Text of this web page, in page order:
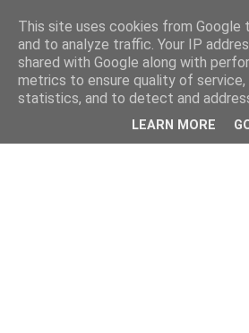
This site uses cookies from Google
and to analyze traffic. Your IP
shared with Google along with
metrics to ensure quality of service,
statistics, and to detect and
LEARN MORE